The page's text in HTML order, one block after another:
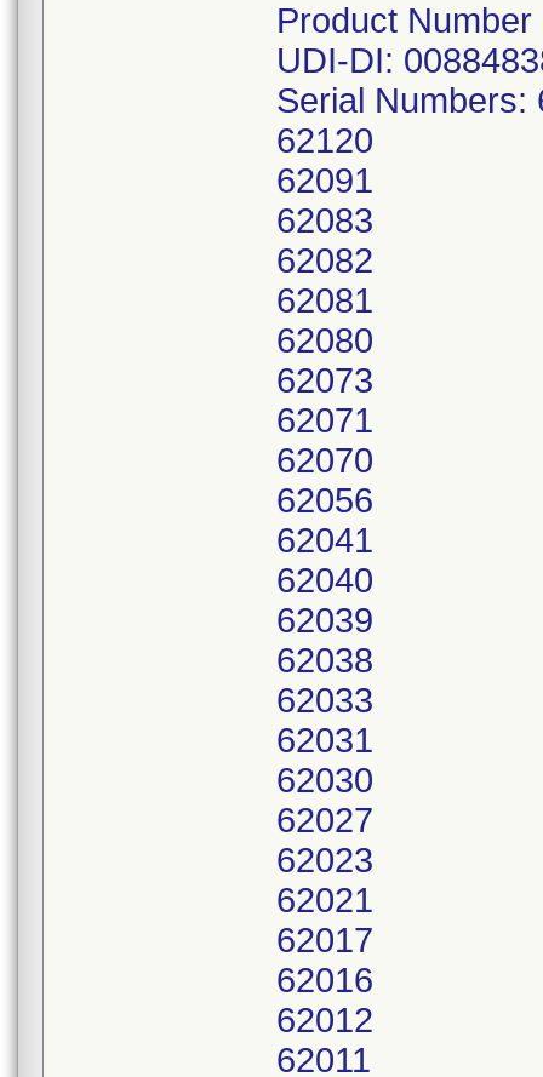
Product Number
UDI-DI:
Serial Numbers:
62120
62091
62083
62082
62081
62080
62073
62071
62070
62056
62041
62040
62039
62038
62033
62031
62030
62027
62023
62021
62017
62016
62012
62011